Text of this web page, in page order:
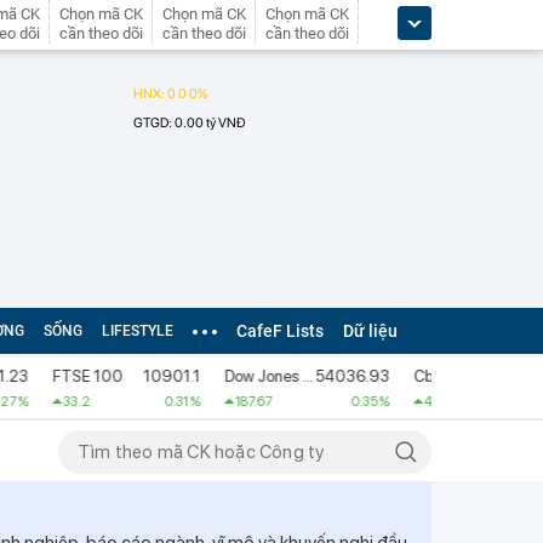
CK
dõi
Chọn mã CK
cần theo dõi
Chọn mã CK
cần theo dõi
Chọn mã CK
cần theo dõi
SỐNG LIFESTYLE CafeF Lists Dữ liệu
FTSE 100
33.2
10901.1
0.31 %
Dow Jones Industrial Average
187.67
54036.93
0.35 % 4.08